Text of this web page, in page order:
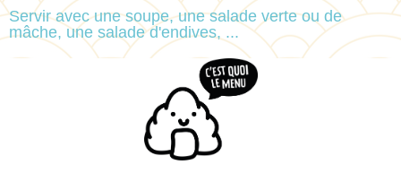
Servir avec une soupe, une salade verte ou de
mâche, une salade d'endives, ...